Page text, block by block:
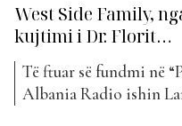
West Side Family,
kujtimi i Dr. Florit…
Të ftuar së fundmi në
Albania Radio ishin